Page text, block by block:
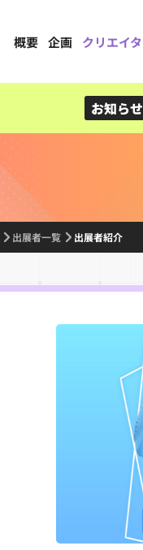
概要 企画 クリエイ
お知らせ
出展者一覧 出展者紹介